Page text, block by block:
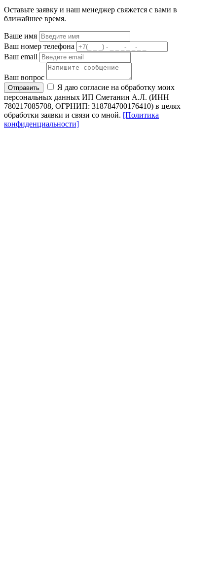
Оставьте заявку и наш менеджер свяжется с вами в
ближайшее время.
Ваше имя
Ваш номер телефона
Ваш email
Ваш вопрос
Отправить
Я даю согласие на обработку моих
персональных данных ИП Сметанин А.Л. (ИНН
780217085708, ОГРНИП: 318784700176410) в целях
обработки заявки и связи со мной. [Политика
конфиденциальности]